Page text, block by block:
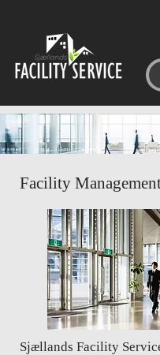
Facility
Sjællands Facility